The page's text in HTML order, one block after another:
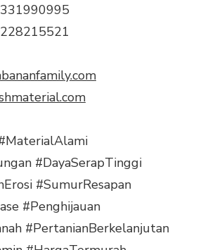
#DayaSerapTinggi
#SumurResapan
#Penghijauan
#PertanianBerkelanjutan